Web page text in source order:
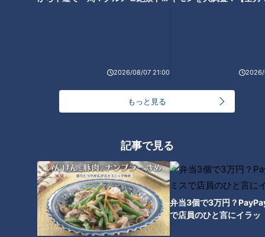
2026/08/07 21:00 2026/
もっと見る
記事で見る
弁当3個で3万円？
で店員のひと言にイラッ
編】
食べられる！」新メニューはみ
ド！？「好きな名古屋めしの店
ランキング」第1位は名古屋でお
馴染みのあそこ！【後編】